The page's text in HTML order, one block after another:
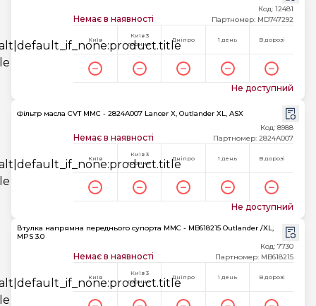
Немає в наявності
Код: 12481
Партномер: MD747292
Київ
Київ 3
години
Дніпро 1 день В дорозі
Не доступний
Фільтр масла CVT MMC - 2824A007 Lancer X, Outlander XL, ASX
Немає в наявності
Код: 8988
Партномер: 2824A007
Київ
Київ 3
години
Дніпро 1 день В дорозі
Не доступний
Втулка напрямна переднього супорта MMC - MB618215 Outlander /XL,
MPS 3.0
Немає в наявності
Код: 7730
Партномер: MB618215
Київ
Київ 3
години
Дніпро 1 день В дорозі